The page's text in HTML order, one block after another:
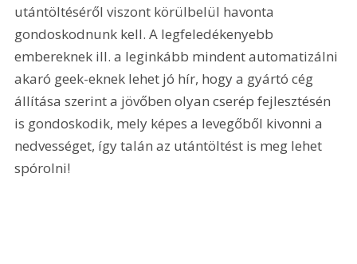
utántöltéséről viszont körülbelül havonta
gondoskodnunk kell. A legfeledékenyebb
embereknek ill. a leginkább mindent automatizálni
akaró geek-eknek lehet jó hír, hogy a gyártó cég
állítása szerint a jövőben olyan cserép fejlesztésén
is gondoskodik, mely képes a levegőből kivonni a
nedvességet, így talán az utántöltést is meg lehet
spórolni!